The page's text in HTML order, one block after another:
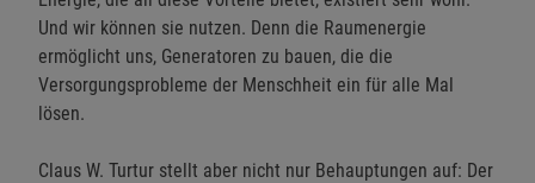
Und wir können sie nutzen. Denn die Raumenergie
ermöglicht uns, Generatoren zu bauen, die die
Versorgungsprobleme der Menschheit ein für alle Mal
lösen.
Claus W. Turtur stellt aber nicht nur Behauptungen auf: Der